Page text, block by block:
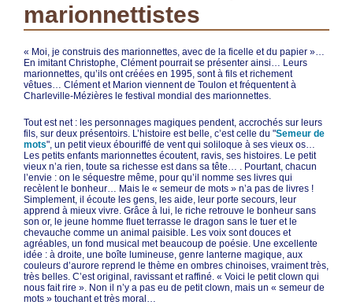
marionnettistes
« Moi, je construis des marionnettes, avec de la ficelle et du papier »…
En imitant Christophe, Clément pourrait se présenter ainsi… Leurs
marionnettes, qu’ils ont créées en 1995, sont à fils et richement
vêtues… Clément et Marion viennent de Toulon et fréquentent à
Charleville-Mézières le festival mondial des marionnettes.
Tout est net : les personnages magiques pendent, accrochés sur leurs
fils, sur deux présentoirs. L’histoire est belle, c’est celle du "Semeur de
mots", un petit vieux ébouriffé de vent qui soliloque à ses vieux os…
Les petits enfants marionnettes écoutent, ravis, ses histoires. Le petit
vieux n’a rien, toute sa richesse est dans sa tête… . Pourtant, chacun
l’envie : on le séquestre même, pour qu’il nomme ses livres qui
recèlent le bonheur… Mais le « semeur de mots » n’a pas de livres !
Simplement, il écoute les gens, les aide, leur porte secours, leur
apprend à mieux vivre. Grâce à lui, le riche retrouve le bonheur sans
son or, le jeune homme fluet terrasse le dragon sans le tuer et le
chevauche comme un animal paisible. Les voix sont douces et
agréables, un fond musical met beaucoup de poésie. Une excellente
idée : à droite, une boîte lumineuse, genre lanterne magique, aux
couleurs d’aurore reprend le thème en ombres chinoises, vraiment très,
très belles. C’est original, ravissant et raffiné. « Voici le petit clown qui
nous fait rire ». Non il n’y a pas eu de petit clown, mais un « semeur de
mots » touchant et très moral…